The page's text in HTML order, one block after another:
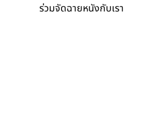
ร่วมจัดฉายหนังกับเรา